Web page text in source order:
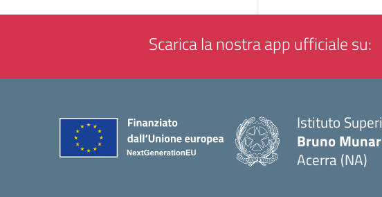
Scarica la nostra app ufficiale su:
Istituto
Bruno
Acerra (NA)